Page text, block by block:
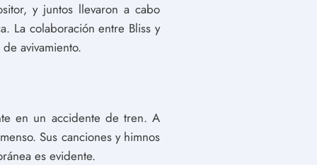
y juntos llevaron a cabo
La colaboración entre Bliss y
avivamiento.
en un accidente de tren. A
Sus canciones y himnos
es evidente.